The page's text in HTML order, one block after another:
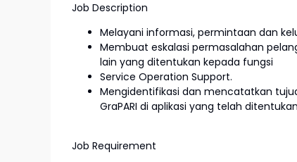
Job Description
Melayani informasi, permintaan dan
Membuat eskalasi permasalahan
lain yang ditentukan kepada fungsi
Service Operation Support.
Mengidentifikasi dan mencatatkan
GraPARI di aplikasi yang telah
Job Requirement